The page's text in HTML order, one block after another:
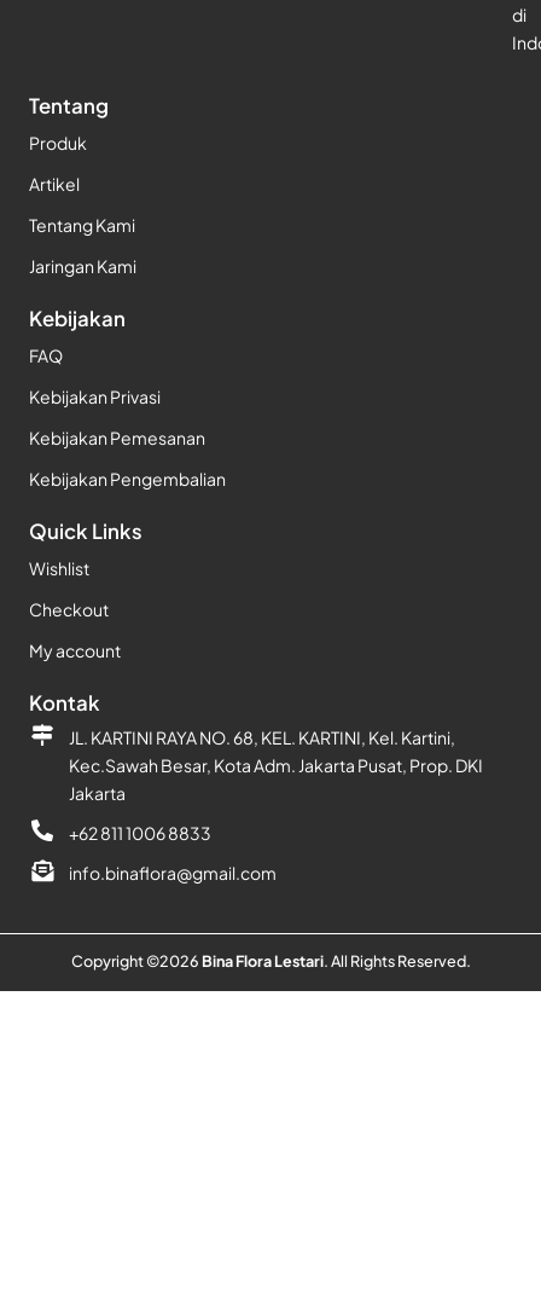
di
Tentang
Produk
Artikel
Tentang Kami
Jaringan Kami
Kebijakan
FAQ
Kebijakan Privasi
Kebijakan Pemesanan
Kebijakan Pengembalian
Quick Links
Wishlist
Checkout
My account
Kontak
JL. KARTINI RAYA NO. 68, KEL. KARTINI, Kel. Kartini,
Kec.Sawah Besar, Kota Adm. Jakarta Pusat, Prop. DKI
Jakarta
+62 811 1006 8833
info.binaflora@gmail.com
Copyright ©2026 Bina Flora Lestari. All Rights Reserved.